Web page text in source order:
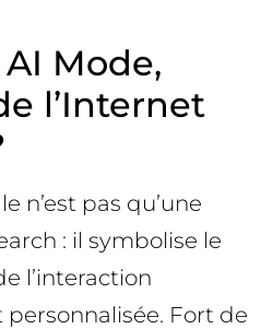
Mode,
l’Internet
n’est pas qu’une
: il symbolise le
l’interaction
Fort de